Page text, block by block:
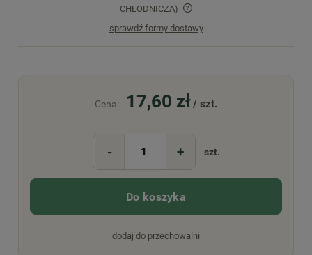
CHŁODNICZA)
Cena nie zawiera ewentualnych kosztów płatności
sprawdź formy dostawy
Cena: 17,60 zł/ szt.
- + szt.
Do koszyka
dodaj do przechowalni